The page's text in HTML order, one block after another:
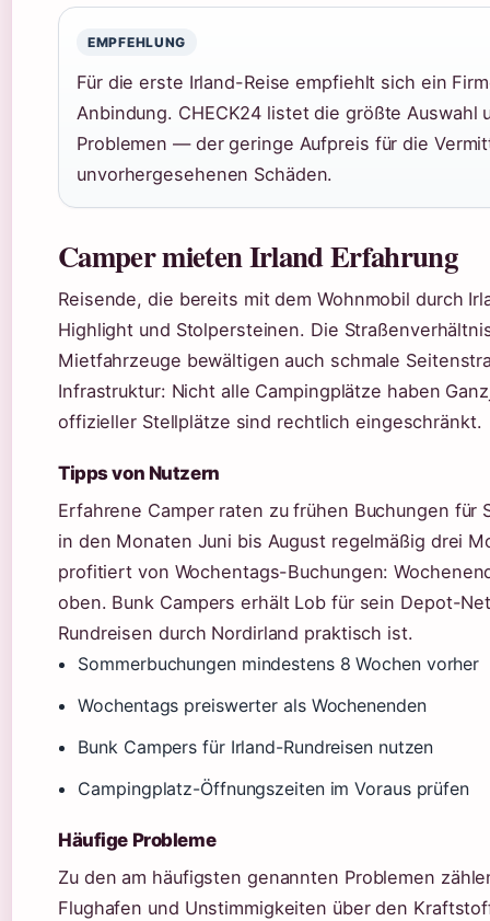
EMPFEHLUNG
Für die erste Irland-Reise empfiehlt sich ein
Anbindung. CHECK24 listet die größte
Problemen — der geringe Aufpreis für die
unvorhergesehenen Schäden.
Camper mieten Irland Erfahrung
Reisende, die bereits mit dem Wohnmobil durch
Highlight und Stolpersteinen. Die
Mietfahrzeuge bewältigen auch schmale
Infrastruktur: Nicht alle Campingplätze haben
offizieller Stellplätze sind rechtlich eingeschränkt.
Tipps von Nutzern
Erfahrene Camper raten zu frühen Buchungen
in den Monaten Juni bis August regelmäßig drei
profitiert von Wochentags-Buchungen:
oben. Bunk Campers erhält Lob für sein Depot-
Rundreisen durch Nordirland praktisch ist.
Sommerbuchungen mindestens 8 Wochen vorher
Wochentags preiswerter als Wochenenden
Bunk Campers für Irland-Rundreisen nutzen
Campingplatz-Öffnungszeiten im Voraus prüfen
Häufige Probleme
Zu den am häufigsten genannten Problemen
Flughafen und Unstimmigkeiten über den